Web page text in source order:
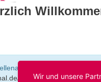
ist bereits
stellenangebote. Oder
Wir und unsere